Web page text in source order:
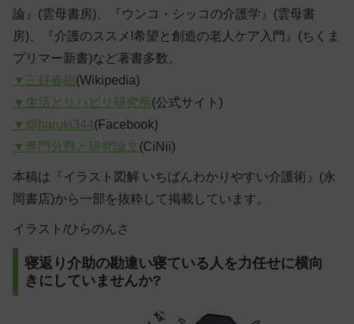
論』(雲母書房)、『ウンコ・シッコの介護学』(雲母書
房)、『介護のススメ!希望と創造の老人ケア入門』(ちくま
プリマー新書)など著書多数。
▼三好春樹 (Wikipedia)
▼生活とリハビリ研究所(公式サイト)
▼@haruki344(Facebook)
▼専門分野と研究論文(CiNii)
本稿は『イラスト図解 いちばんわかりやすい介護術』(永
岡書店)から一部を抜粋して掲載しています。
イラスト/ひらのんさ
寝返り介助の勘違い寝ている人を力任せに横向
きにしていませんか?